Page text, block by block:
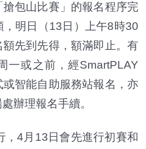
包山比賽」的報名程序完
明日（13日）上午8時30
先到先得，額滿即止。有
一或之前，經SmartPLAY
智能自助服務站報名，亦
辦理報名手續。
，4月13日會先進行初賽和